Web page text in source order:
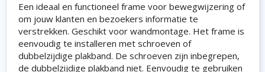
Een ideaal en functioneel frame voor bewegwijzering of
om jouw klanten en bezoekers informatie te
verstrekken. Geschikt voor wandmontage. Het frame is
eenvoudig te installeren met schroeven of
dubbelzijdige plakband. De schroeven zijn inbegrepen,
de dubbelzijdige plakband niet. Eenvoudig te gebruiken